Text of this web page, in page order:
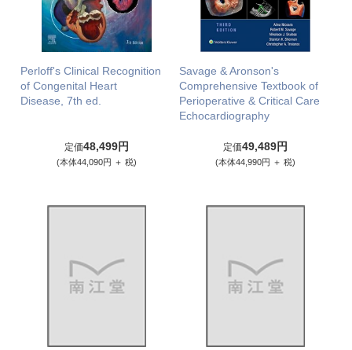
Perloff's Clinical Recognition
of Congenital Heart
Disease, 7th ed.
定価48,499円
(本体44,090円 ＋ 税)
Savage & Aronson's
Comprehensive Textbook of
Perioperative & Critical Care
Echocardiography
定価49,489円
(本体44,990円 ＋ 税)